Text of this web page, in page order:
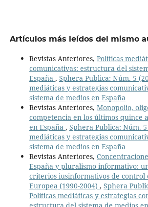
Artículos más leídos del mismo
Revistas Anteriores, Políticas
comunicativas: estructura del
España , Sphera Publica: Núm. 5
mediáticas y estrategias
sistema de medios en España
Revistas Anteriores, Monopolio,
competencia en los últimos quince
en España , Sphera Publica: Núm.
mediáticas y estrategias
sistema de medios en España
Revistas Anteriores,
España y pluralismo informativo:
criterios iusinformativos de control
Europea (1990-2004) , Sphera
Políticas mediáticas y estrategias